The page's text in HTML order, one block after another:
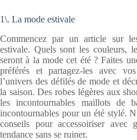
1\. La mode estivale
Commencez par un article sur
estivale. Quels sont les couleurs,
seront à la mode cet été ? Faites
préférés et partagez-les avec
l’univers des défilés de mode et
la saison. Des robes légères aux
les incontournables maillots de
incontournables pour un été stylé.
conseils pour accessoiriser avec
tendance sans se ruiner.